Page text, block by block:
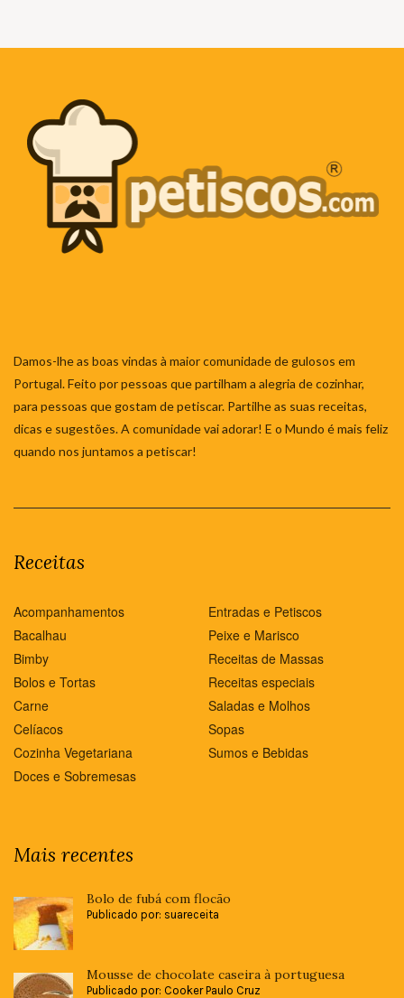
Damos-lhe as boas vindas à maior comunidade de gulosos em
Portugal. Feito por pessoas que partilham a alegria de cozinhar,
para pessoas que gostam de petiscar. Partilhe as suas receitas,
dicas e sugestões. A comunidade vai adorar! E o Mundo é mais feliz
quando nos juntamos a petiscar!
Receitas
Acompanhamentos
Bacalhau
Bimby
Bolos e Tortas
Carne
Celíacos
Cozinha Vegetariana
Doces e Sobremesas
Entradas e Petiscos
Peixe e Marisco
Receitas de Massas
Receitas especiais
Saladas e Molhos
Sopas
Sumos e Bebidas
Mais recentes
Bolo de fubá com flocão
Publicado por: suareceita
Mousse de chocolate caseira à portuguesa
Publicado por: Cooker Paulo Cruz